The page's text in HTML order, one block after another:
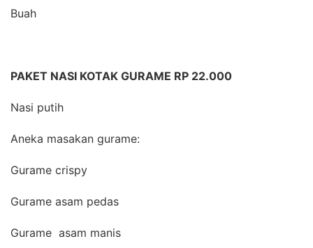
Buah
PAKET NASI KOTAK GURAME RP 22.000
Nasi putih
Aneka masakan gurame:
Gurame crispy
Gurame asam pedas
Gurame asam manis